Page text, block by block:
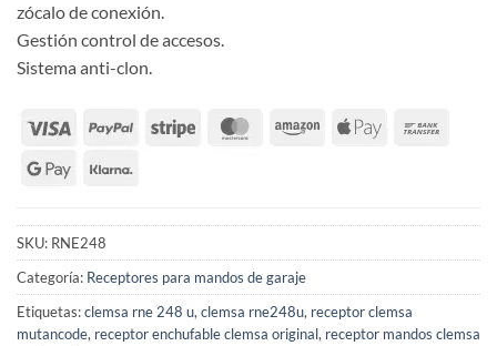
zócalo de conexión.
Gestión control de accesos.
Sistema anti-clon.
SKU: RNE248
Categoría: Receptores para mandos de garaje
Etiquetas:clemsa rne 248 u, clemsa rne248u, receptor clemsa
mutancode, receptor enchufable clemsa original, receptor mandos clemsa